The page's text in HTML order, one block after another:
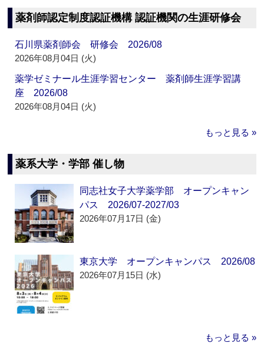
薬剤師認定制度認証機構 認証機関の生涯研修会
石川県薬剤師会 研修会 2026/08
2026年08月04日 (火)
薬学ゼミナール生涯学習センター 薬剤師生涯学習講
座 2026/08
2026年08月04日 (火)
もっと見る »
薬系大学・学部 催し物
同志社女子大学薬学部 オープンキャン
パス 2026/07-2027/03
2026年07月17日 (金)
東京大学 オープンキャンパス 2026/08
2026年07月15日 (水)
もっと見る »